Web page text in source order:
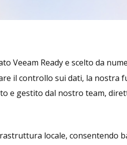
Veeam Ready e scelto da
il controllo sui dati, la nostra
e gestito dal nostro team,
locale, consentendo